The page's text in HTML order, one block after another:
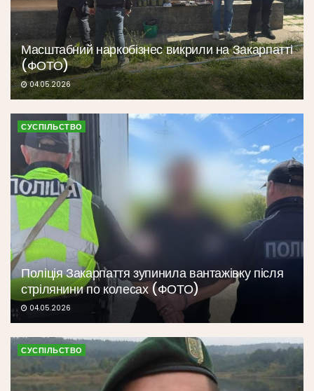
Масштабний наркобізнес викрили на Закарпатті
(ФОТО)
04.05.2026
СУСПІЛЬСТВО
Поліція Закарпаття зупинила вантажівку після
стрілянини по колесах (ФОТО)
04.05.2026
СУСПІЛЬСТВО